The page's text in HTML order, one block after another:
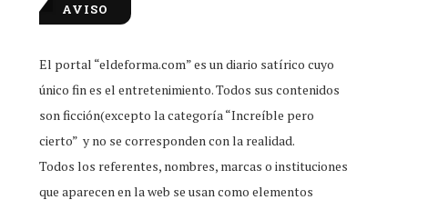
Estudiante que reprobó examen de
ingreso, feliz por...
Jul 31, 2026
Little Caesars firma
Duolingo para dar...
AVISO
El portal “eldeforma.com” es un diario satírico cuyo
único fin es el entretenimiento. Todos sus contenidos
son ficción(excepto la categoría “Increíble pero
cierto” y no se corresponden con la realidad.
Todos los referentes, nombres, marcas o instituciones
que aparecen en la web se usan como elementos